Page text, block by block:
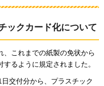
ックカード化について
、これまでの紙製の免状から
るように規定されました。
交付分から、プラスチック